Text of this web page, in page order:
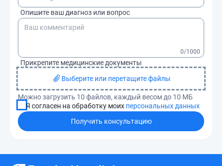
Опишите ваш диагноз или вопрос
0/1000
Прикрепите медицинские документы
Выберите или перетащите файлы
Можно загрузить 10 файлов, каждый весом до 10 МБ
Я согласен на обработку моих персональных данных
Получить консультацию